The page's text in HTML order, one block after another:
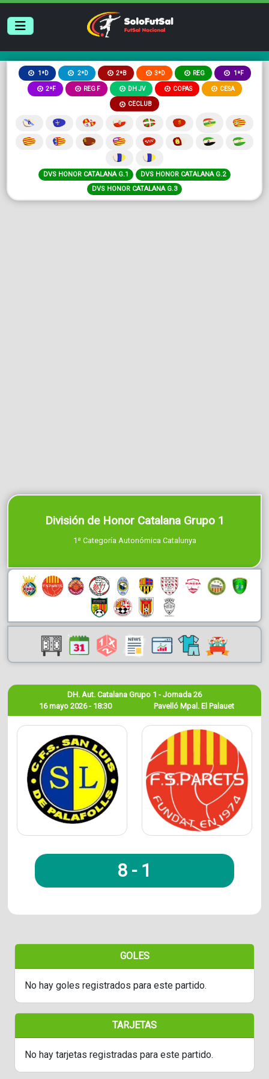
1ªD 2ªD 2ªB 3ªD REG 1ªF
2ªF REG F DH JV COPAS CESA
CECLUB
DVS HONOR CATALANA G.1
DVS HONOR CATALANA G.2
DVS HONOR CATALANA G.3
División de Honor Catalana Grupo 1
1ª Categoría Autonómica Catalunya
16 mayo 2026 - 18:30
DH. Aut. Catalana Grupo 1 - Jornada 26
Pavelló Mpal. El Palauet
8 - 1
GOLES
No hay goles registrados para este partido.
TARJETAS
No hay tarjetas registradas para este partido.